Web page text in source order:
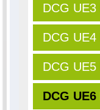
DCG UE3
DCG UE4
DCG
DCG